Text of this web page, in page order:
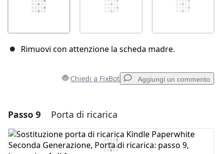
Rimuovi con attenzione la scheda madre.
Chiedi a FixBot Aggiungi un commento
Aggiungi un commento
Aggiungi Commento
Passo 9 Porta di ricarica